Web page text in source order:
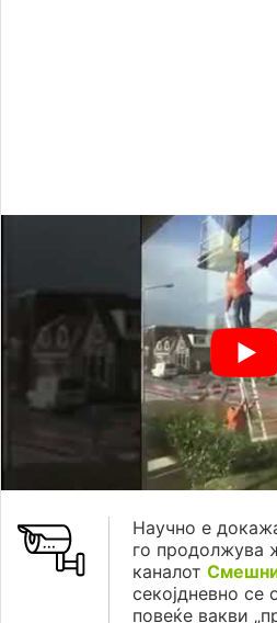
Научно е
го продолжува
каналот
секојдневно се
повеќе вакви